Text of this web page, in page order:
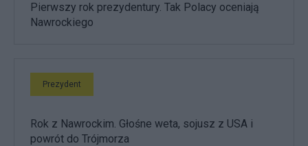
Pierwszy rok prezydentury. Tak Polacy oceniają
Nawrockiego
Prezydent
Rok z Nawrockim. Głośne weta, sojusz z USA i
powrót do Trójmorza